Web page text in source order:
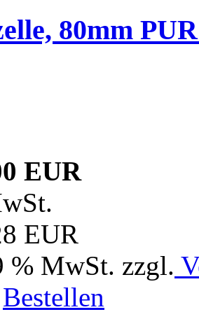
80mm
EUR
EUR
% MwSt. zzgl.
Bestellen